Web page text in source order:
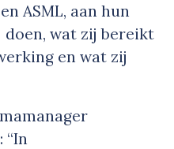
ASML, aan hun
wat zij bereikt
en wat zij
“In